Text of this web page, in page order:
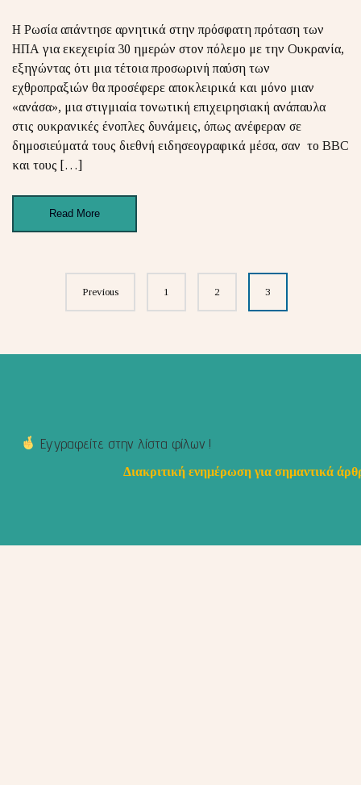
Η Ρωσία απάντησε αρνητικά στην πρόσφατη πρόταση των
ΗΠΑ για εκεχειρία 30 ημερών στον πόλεμο με την Ουκρανία,
εξηγώντας ότι μια τέτοια προσωρινή παύση των
εχθροπραξιών θα προσέφερε αποκλειρικά και μόνο μιαν
«ανάσα», μια στιγμιαία τονωτική επιχειρησιακή ανάπαυλα
στις ουκρανικές ένοπλες δυνάμεις, όπως ανέφεραν σε
δημοσιεύματά τους διεθνή ειδησεογραφικά μέσα, σαν το BBC
και τους […]
Read More
navigation
Previous 1 2 3
Εγγραφείτε στην λίστα φίλων !
Διακριτική ενημέρωση για σημαντικά